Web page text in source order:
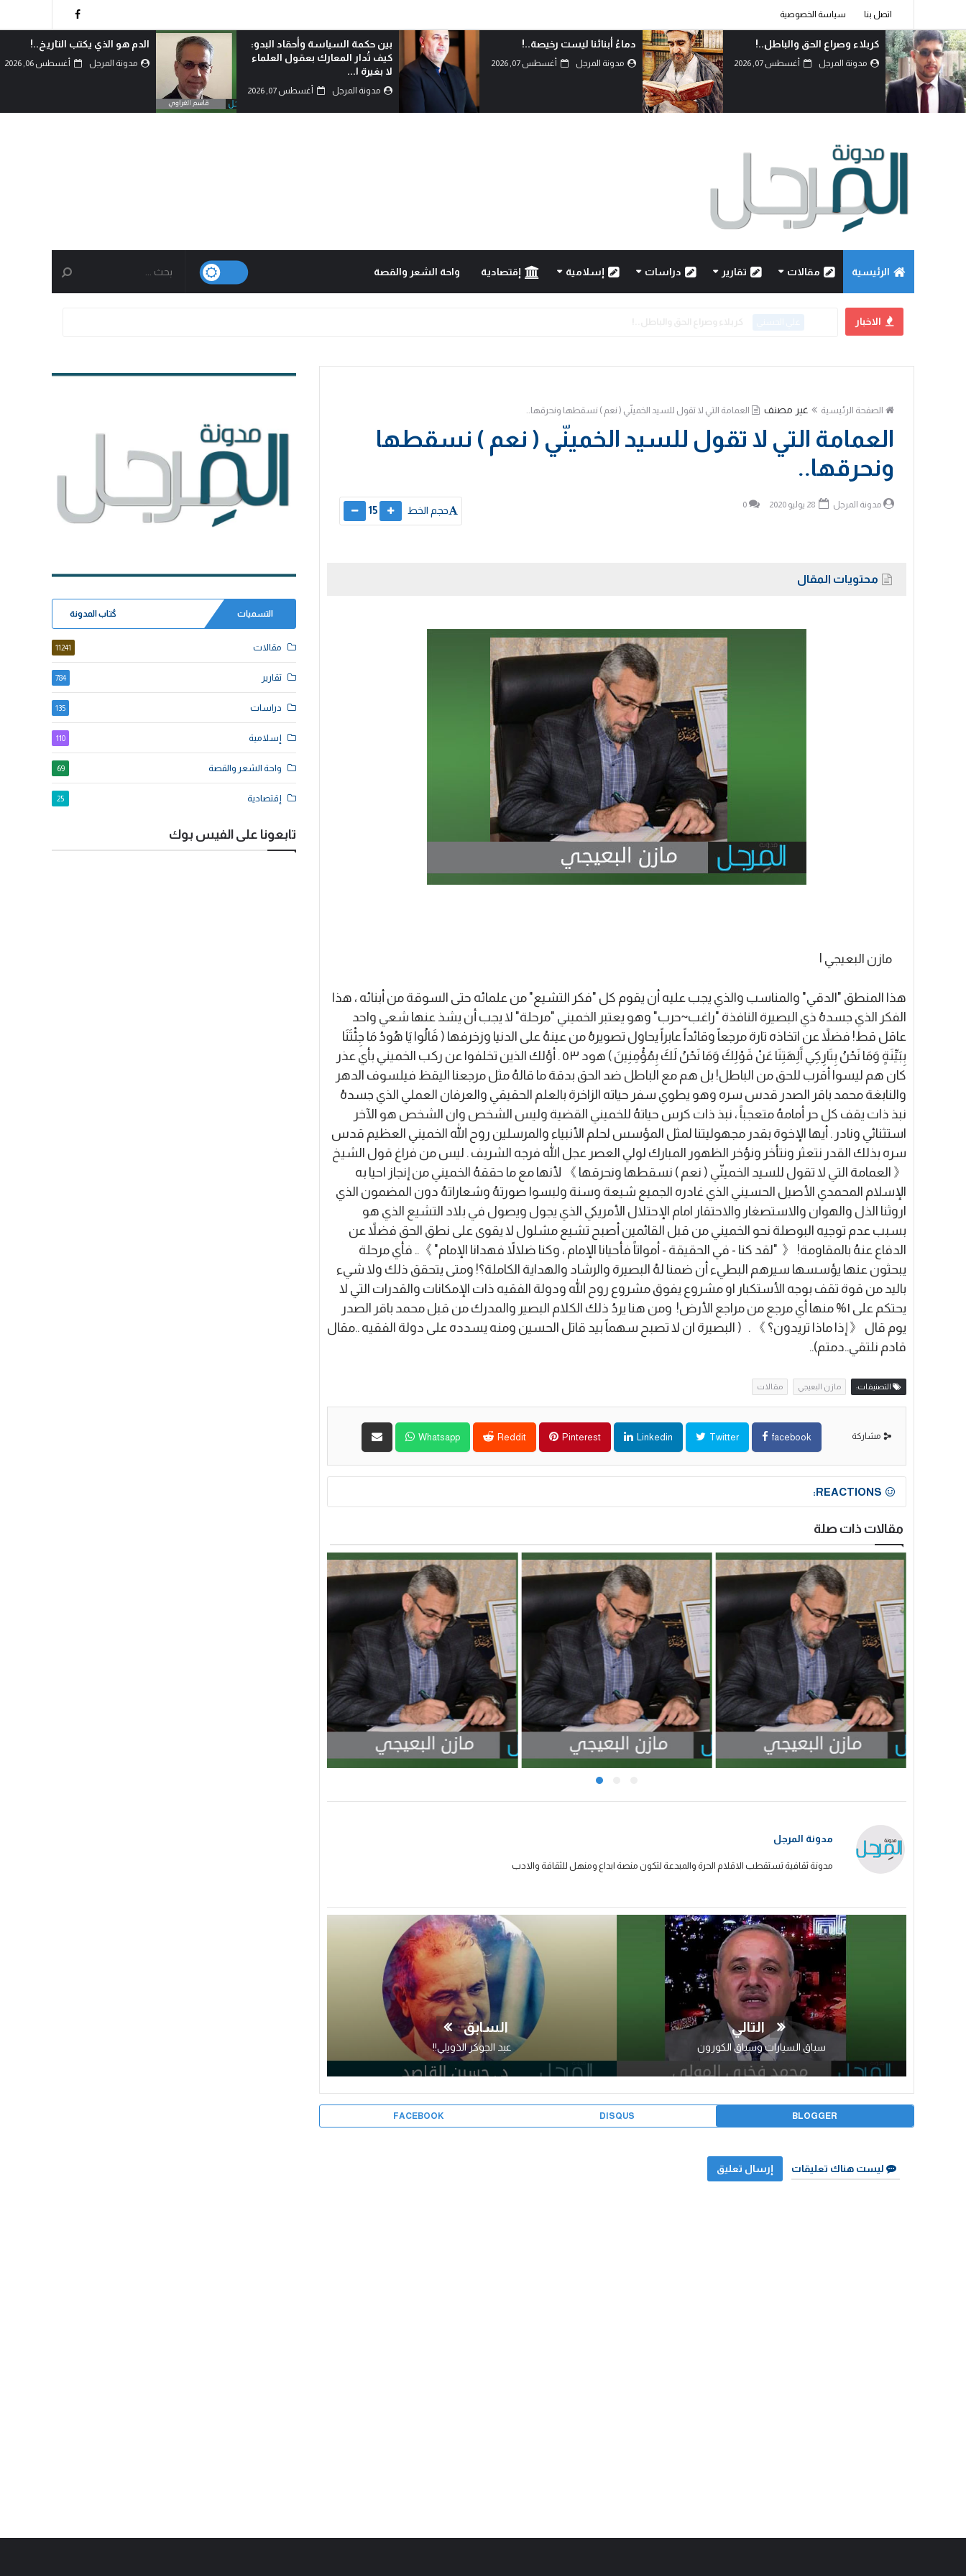
اتصل بنا سياسة الخصوصية
دماءُ أبنائنا ليست رخيصة..!
مدونة المرجل أغسطس 07, 2026
بين حكمة السياسة وأحقاد البدو:
كيف تُدار المعارك بعقول العلماء
لا بغيرة ا...
الدم هو الذي يكتب التاريخ..!
مدونة المرجل أغسطس 06, 2026
لماذا اختار الشيعة خيار احتضان
المقاومة رغم امتلاكهم الدولة؟!
الرئيسية مقالات تقارير دراسات إسلامية إقتصادية واحة الشعر والقصة
الاخبار
الصفحة الرئيسية غير مصنف العمامة التي لا تقول للسيد الخمينّي ( نعم ) نسقطها ونحرقها..
العمامة التي لا تقول للسيد الخمينّي ( نعم ) نسقطها
ونحرقها..
مدونة المرجل 0 حجم الخط 15
محتويات المقال
مازن البعيجي |
هذا المنطق "الدقي" والمناسب والذي يجب عليه أن يقوم كل "فكر التشيع" من علمائه حتى السوقة من أبنائه ، هذا
الفكر الذي جسدهُ ذي البصيرة النافذة "راغب~حرب" وهو يعتبر الخميني "مرحلة" لا يجب أن يشذ عنها شعي واحد
عاقل قط! فضلاً عن اتخاذه تارة مرجعاً وقائداً عابراً يحاول تصويرهُ من عينهُ على الدنيا وزخرفها ( قَالُوا يَا هُودُ مَا جِئْتَنَا
بِبَيِّنَةٍ وَمَا نَحْنُ بِتَارِكِي آَلِهَتِنَا عَنْ قَوْلِكَ وَمَا نَحْنُ لَكَ بِمُؤْمِنِينَ ) هود ٥٣ . أؤلك الذين تخلفوا عن ركب الخميني بأي عذر
كان هم ليسوا أقرب للحق من الباطل! بل هم مع الباطل ضد الحق بدقة ما قالهُ مثل مرجعنا اليقظ فيلسوف الدهر
والنابغة محمد باقر الصدر قدس سره وهو يطوي سفر حياته الزاخرة بالعلم الحقيقي والعرفان العملي الذي جسدهُ
نبذ ذات يقف كل حر أمامهُ متعجباً ، نبذ ذات كرس حياتهُ للخميني القضية وليس الشخص وان الشخص هو الآخر
استثنائي ونادر . أيها الإخوة بقدر مجهوليتنا لمثل المؤسس لحلم الأنبياء والمرسلين روح الله الخميني العظيم قدس
سره بذلك القدر نتعثر ونتأخر ونؤخر الظهور المبارك لولي العصر عجل الله فرجه الشريف . ليس من فراغ قول الشيخ
《 العمامة التي لا تقول للسيد الخمينّي ( نعم ) نسقطها ونحرقها 》 لأنها مع ما حققهُ الخميني من إنجاز احيا به
الإسلام المحمدي الأصيل الحسيني الذي غادره الجميع شيعة وسنة ولبسوا صورتهُ وشعاراتهُ دون المضمون الذي
اروثنا الذل والهوان والاستصغار والاحتقار امام الإحتلال الأمريكي الذي يجول ويصول في بلاد التشيع الذي هو
بسبب عدم توجيه البوصلة نحو الخميني من قبل القائمين أصبح تشيع مشلول لا يقوى على نطق الحق فضلاً عن
الدفاع عنهُ بالمقاومة! 《 ‏"لقد كنا - في الحقيقة - أمواتاً فأحيانا الإمام ، وكنا ضلالاً فهدانا الإمام" 》.. فأي مرحلة
يبحثون عنها يؤسسها سيرهم البطيء أن ضمنا لهُ البصيرة والرشاد والهداية الكاملة؟! ومتى يتحقق ذلك ولا شيء
باليد من قوة تقف بوجه الأستكبار او مشروع يفوق مشروع روح الله ودولة الفقيه ذات الإمكانات والقدرات التي لا
يحتكم على ١% منها أي مرجع من مراجع الأرض! ومن هنا يردُ ذلك الكلام البصير والمدرك من قبل محمد باقر الصدر
يوم قال 《 إذا ماذا تريدون؟ 》 . ( البصيرة ان لا تصبح سهماً بيد قاتل الحسين ومنه يسدده على دولة الفقيه ..مقال
قادم نلتقي..دمتم)..
التصنيفات: مازن البعيجي مقالات
مشاركة facebook
Twitter
Linkedin
Pinterest
Reddit
Whatsapp
REACTIONS:
مقالات ذات صلة
مدونة المرجل
مدونة ثقافية تستقطب الاقلام الحرة والمبدعة لتكون منصة ابداع ومنهل للثقافة والادب
التالي
سباق السيارات وسباق الكورون
السابق
عبد الجوكر الذويلي!!
BLOGGER
DISQUS
FACEBOOK
ليست هناك تعليقات إرسال تعليق
التسميات كُتاب المدونة
مقالات 11241
تقارير 784
دراسات 135
إسلامية 110
واحة الشعر والقصة 69
إقتصادية 25
تابعونا على الفيس بوك